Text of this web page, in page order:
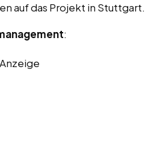
auf das Projekt in Stuttgart.
:
Anzeige